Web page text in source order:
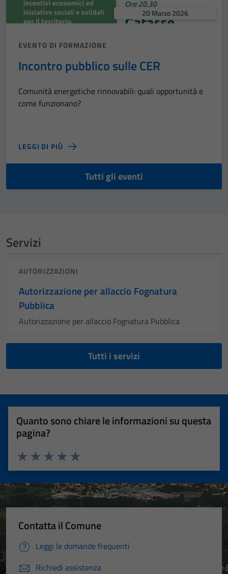
20 Marzo 2026
EVENTO DI FORMAZIONE
Incontro pubblico sulle CER
Comunità energetiche rinnovabili: quali opportunità e
come funzionano?
LEGGI DI PIÙ
Tutti gli eventi
Servizi
AUTORIZZAZIONI
Autorizzazione per allaccio Fognatura
Pubblica
Autorizzazione per allaccio Fognatura Pubblica
Tutti i servizi
Quanto sono chiare le informazioni su questa
pagina?
Valuta 5 stelle su 5
Valuta 4 stelle su 5
Valuta 3 stelle su 5
Valuta 2 stelle su 5
Valuta 1 stelle su 5
Contatta il Comune
Leggi le domande frequenti
Richiedi assistenza